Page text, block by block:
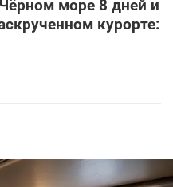
море 8 дней и
курорте: